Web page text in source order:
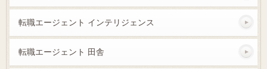
転職エージェント インテリジェンス
転職エージェント 田舎